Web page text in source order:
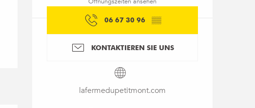
06 67 30 96 ▒▒
KONTAKTIEREN SIE UNS
lafermedupetitmont.com